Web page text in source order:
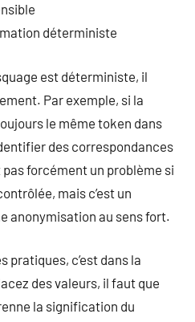
déterministe
est déterministe, il
Par exemple, si la
le même token dans
des correspondances
pas forcément un problème si
mais c’est un
anonymisation au sens fort.
pratiques, c’est dans la
des valeurs, il faut que
la signification du